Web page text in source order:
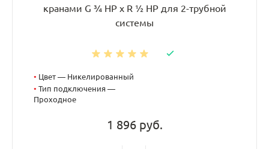
кранами G ¾ НР x R ½ НР для 2-трубной
системы
• Цвет — Никелированный
• Тип подключения —
Проходное
1 896 руб.